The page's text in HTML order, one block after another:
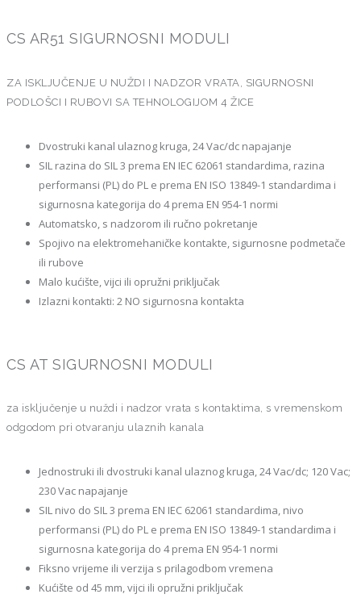
CS AR51 SIGURNOSNI MODULI
ZA ISKLJUČENJE U NUŽDI I NADZOR VRATA, SIGURNOSNI
PODLOŠCI I RUBOVI SA TEHNOLOGIJOM 4 ŽICE
Dvostruki kanal ulaznog kruga, 24 Vac/dc napajanje
SIL razina do SIL 3 prema EN IEC 62061 standardima, razina
performansi (PL) do PL e prema EN ISO 13849-1 standardima i
sigurnosna kategorija do 4 prema EN 954-1 normi
Automatsko, s nadzorom ili ručno pokretanje
Spojivo na elektromehaničke kontakte, sigurnosne podmetače
ili rubove
Malo kućište, vijci ili opružni priključak
Izlazni kontakti: 2 NO sigurnosna kontakta
CS AT SIGURNOSNI MODULI
za isključenje u nuždi i nadzor vrata s kontaktima, s vremenskom
odgodom pri otvaranju ulaznih kanala
Jednostruki ili dvostruki kanal ulaznog kruga, 24 Vac/dc; 120 Vac;
230 Vac napajanje
SIL nivo do SIL 3 prema EN IEC 62061 standardima, nivo
performansi (PL) do PL e prema EN ISO 13849-1 standardima i
sigurnosna kategorija do 4 prema EN 954-1 normi
Fiksno vrijeme ili verzija s prilagodbom vremena
Kućište od 45 mm, vijci ili opružni priključak